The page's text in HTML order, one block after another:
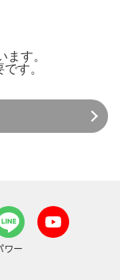
す。
す。
ワー